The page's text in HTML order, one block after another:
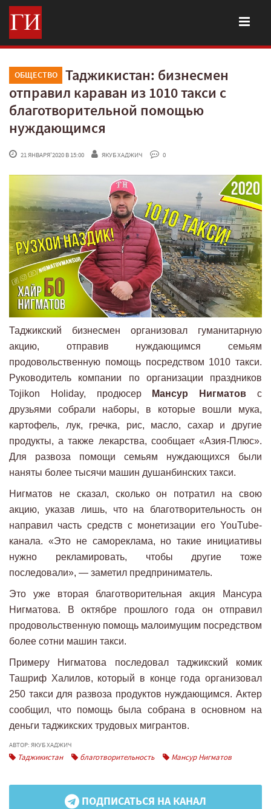
ОБЩЕСТВО
Таджикистан: бизнесмен
отправил караван из 1010 такси с
благотворительной помощью
нуждающимся
21 ЯНВАРЯ'2020 В 15:00 ЯКУБ ХАДЖИЧ 0
Таджикский бизнесмен организовал гуманитарную
акцию, отправив нуждающимся семьям
продовольственную помощь посредством 1010 такси.
Руководитель компании по организации праздников
Tojikon Holiday, продюсер
Мансур Нигматов с
друзьями собрали наборы, в которые вошли мука,
картофель, лук, гречка, рис, масло, сахар и другие
продукты, а также лекарства, сообщает «Азия-Плюс».
Для развоза помощи семьям нуждающихся были
наняты более тысячи машин душанбинских такси.
Нигматов не сказал, сколько он потратил на свою
акцию, указав лишь, что на благотворительность он
направил часть средств с монетизации его YouTube-
канала. «Это не самореклама, но такие инициативы
нужно рекламировать, чтобы другие тоже
последовали», — заметил предприниматель.
Это уже вторая благотворительная акция Мансура
Нигматова. В октябре прошлого года он отправил
продовольственную помощь малоимущим посредством
более сотни машин такси.
Примеру Нигматова последовал таджикский комик
Ташриф Халилов, который в конце года организовал
250 такси для развоза продуктов нуждающимся. Актер
сообщил, что помощь была собрана в основном на
деньги таджикских трудовых мигрантов.
АВТОР: ЯКУБ ХАДЖИЧ
Таджикистан благотворительность Мансур Нигматов
ПОДПИСАТЬСЯ НА КАНАЛ